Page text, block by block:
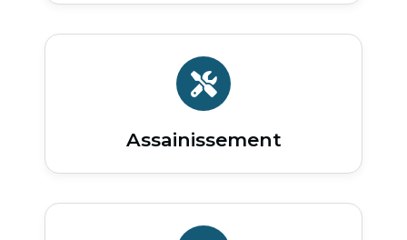
Assainissement